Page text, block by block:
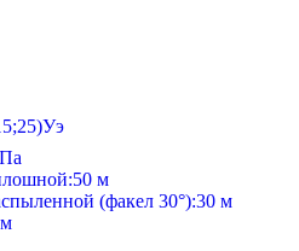
50 м
(факел 30°):30 м